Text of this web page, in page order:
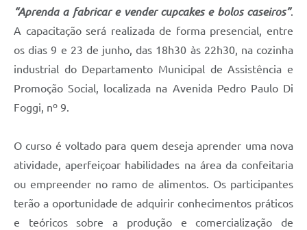
“Aprenda a fabricar e vender cupcakes e bolos caseiros”.
A capacitação será realizada de forma presencial, entre
os dias 9 e 23 de junho, das 18h30 às 22h30, na cozinha
industrial do Departamento Municipal de Assistência e
Promoção Social, localizada na Avenida Pedro Paulo Di
Foggi, nº 9.
O curso é voltado para quem deseja aprender uma nova
atividade, aperfeiçoar habilidades na área da confeitaria
ou empreender no ramo de alimentos. Os participantes
terão a oportunidade de adquirir conhecimentos práticos
e teóricos sobre a produção e comercialização de